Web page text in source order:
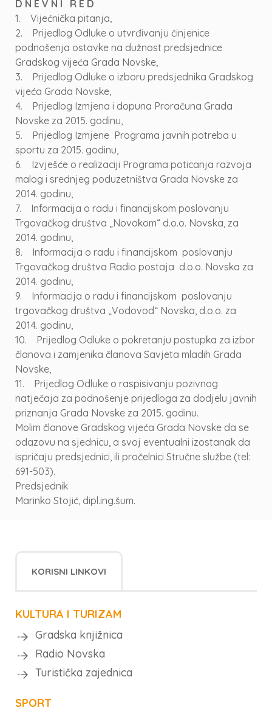
D N E V N I R E D
1. Vijećnička pitanja,
2. Prijedlog Odluke o utvrđivanju činjenice
podnošenja ostavke na dužnost predsjednice
Gradskog vijeća Grada Novske,
3. Prijedlog Odluke o izboru predsjednika Gradskog
vijeća Grada Novske,
4. Prijedlog Izmjena i dopuna Proračuna Grada
Novske za 2015. godinu,
5. Prijedlog Izmjene Programa javnih potreba u
sportu za 2015. godinu,
6. Izvješće o realizaciji Programa poticanja razvoja
malog i srednjeg poduzetništva Grada Novske za
2014. godinu,
7. Informacija o radu i financijskom poslovanju
Trgovačkog društva „Novokom“ d.o.o. Novska, za
2014. godinu,
8. Informacija o radu i financijskom poslovanju
Trgovačkog društva Radio postaja d.o.o. Novska za
2014. godinu,
9. Informacija o radu i financijskom poslovanju
trgovačkog društva „Vodovod“ Novska, d.o.o. za
2014. godinu,
10. Prijedlog Odluke o pokretanju postupka za izbor
članova i zamjenika članova Savjeta mladih Grada
Novske,
11. Prijedlog Odluke o raspisivanju pozivnog
natječaja za podnošenje prijedloga za dodjelu javnih
priznanja Grada Novske za 2015. godinu.
Molim članove Gradskog vijeća Grada Novske da se
odazovu na sjednicu, a svoj eventualni izostanak da
ispričaju predsjednici, ili pročelnici Stručne službe (tel:
691-503).
Predsjednik
Marinko Stojić, dipl.ing.šum.
KORISNI LINKOVI
KULTURA I TURIZAM
Gradska knjižnica
Radio Novska
Turistička zajednica
SPORT